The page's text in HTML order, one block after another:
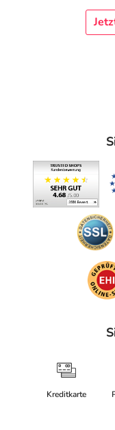
LOUIS WIDMER
Grossmattstr. 11
Kreditkarte